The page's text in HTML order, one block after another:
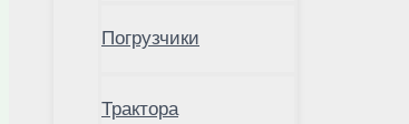
Погрузчики
Трактора